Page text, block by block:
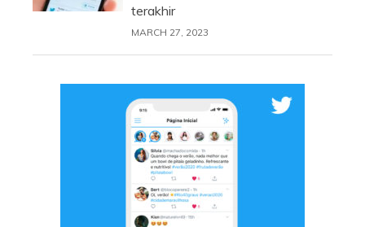
terakhir
MARCH 27, 2023